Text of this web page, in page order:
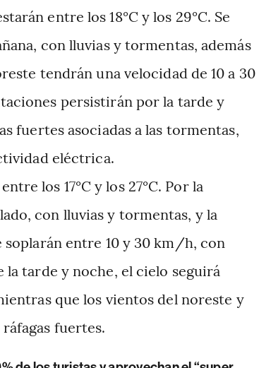
entre los 18°C y los 29°C. Se
con lluvias y tormentas, además
tendrán una velocidad de 10 a 30
persistirán por la tarde y
fuertes asociadas a las tormentas,
eléctrica.
los 17°C y los 27°C. Por la
con lluvias y tormentas, y la
entre 10 y 30 km/h, con
tarde y noche, el cielo seguirá
que los vientos del noreste y
fuertes.